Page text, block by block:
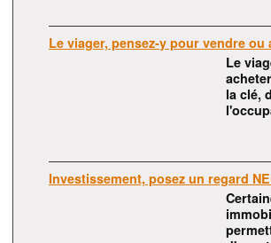
Le viager, pensez-y pour vendre ou
Le
la clé,
Investissement, posez un regard